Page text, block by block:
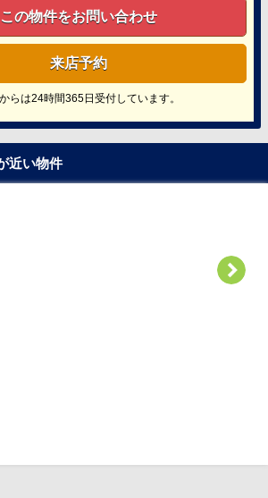
この物件をお問い合わせ
来店予約
らは24時間365日受付しています。
近い物件